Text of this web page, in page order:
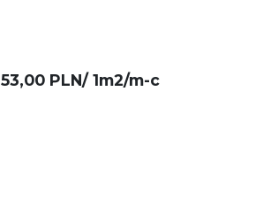
53,00 PLN/ 1m2/m-c